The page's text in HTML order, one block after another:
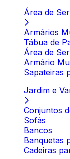
Área de
Armários
Tábua de
Área de
Armário
Sapateiras
Jardim e
Conjuntos
Sofás
Bancos
Banquetas
Cadeiras